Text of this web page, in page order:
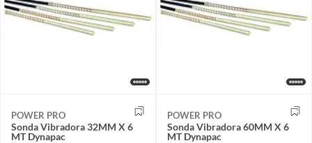
POWER PRO
Sonda Vibradora 32MM X 6
MT Dynapac
POWER PRO
Sonda Vibradora 60MM X 6
MT Dynapac